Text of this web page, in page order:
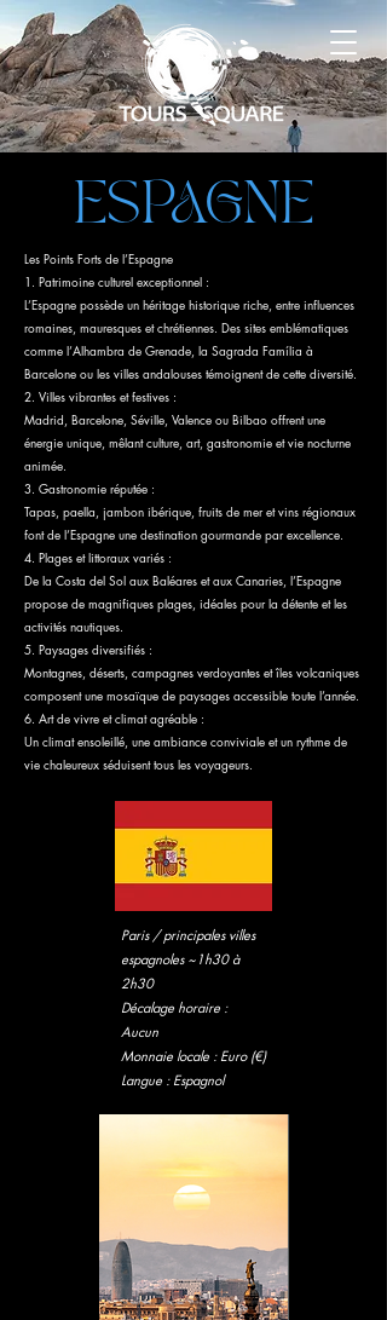
ESPAGNE
Les Points Forts de l’Espagne
1. Patrimoine culturel exceptionnel :
L’Espagne possède un héritage historique riche, entre influences
romaines, mauresques et chrétiennes. Des sites emblématiques
comme l’Alhambra de Grenade, la Sagrada Família à
Barcelone ou les villes andalouses témoignent de cette diversité.
2. Villes vibrantes et festives :
Madrid, Barcelone, Séville, Valence ou Bilbao offrent une
énergie unique, mêlant culture, art, gastronomie et vie nocturne
animée.
3. Gastronomie réputée :
Tapas, paella, jambon ibérique, fruits de mer et vins régionaux
font de l’Espagne une destination gourmande par excellence.
4. Plages et littoraux variés :
De la Costa del Sol aux Baléares et aux Canaries, l’Espagne
propose de magnifiques plages, idéales pour la détente et les
activités nautiques.
5. Paysages diversifiés :
Montagnes, déserts, campagnes verdoyantes et îles volcaniques
composent une mosaïque de paysages accessible toute l’année.
6. Art de vivre et climat agréable :
Un climat ensoleillé, une ambiance conviviale et un rythme de
vie chaleureux séduisent tous les voyageurs.
Paris / principales villes
espagnoles ~1h30 à
2h30
Décalage horaire :
Aucun
Monnaie locale : Euro (€)
Langue : Espagnol